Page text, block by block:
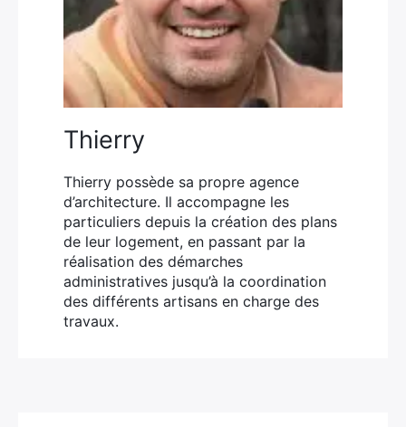
Thierry
Thierry possède sa propre agence
d’architecture. Il accompagne les
particuliers depuis la création des plans
de leur logement, en passant par la
réalisation des démarches
administratives jusqu’à la coordination
des différents artisans en charge des
travaux.